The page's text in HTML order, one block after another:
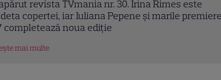
Caragea: „Îmi place vara în București”. Ce
în noul număr al revistei TVmania